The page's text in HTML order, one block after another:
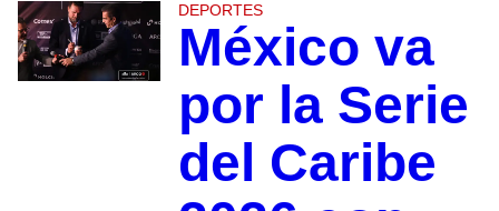
DEPORTES
México va
por la Serie
del Caribe